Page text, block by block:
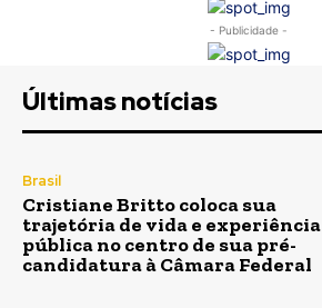
- Publicidade -
Últimas notícias
Brasil
Cristiane Britto coloca sua
trajetória de vida e experiência
pública no centro de sua pré-
candidatura à Câmara Federal